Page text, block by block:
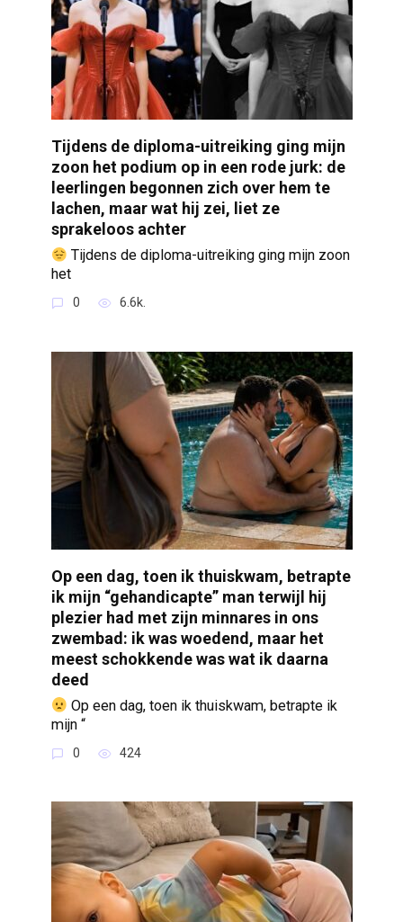
Tijdens de diploma-uitreiking ging mijn
zoon het podium op in een rode jurk: de
leerlingen begonnen zich over hem te
lachen, maar wat hij zei, liet ze
sprakeloos achter
Tijdens de diploma-uitreiking ging mijn zoon
het
0 6.6k.
Op een dag, toen ik thuiskwam, betrapte
ik mijn “gehandicapte” man terwijl hij
plezier had met zijn minnares in ons
zwembad: ik was woedend, maar het
meest schokkende was wat ik daarna
deed
Op een dag, toen ik thuiskwam, betrapte ik
mijn “
0 424